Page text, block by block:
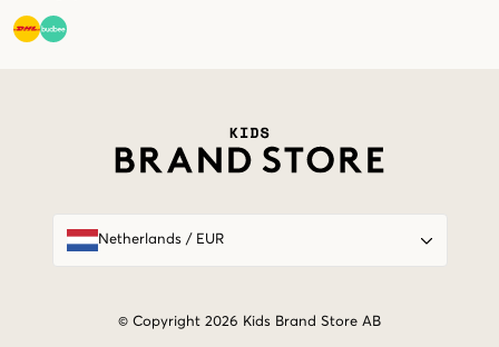
Netherlands/ EUR
© Copyright 2026 Kids Brand Store AB